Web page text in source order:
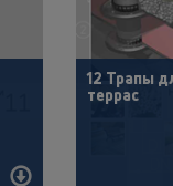
12 Трапы
террас